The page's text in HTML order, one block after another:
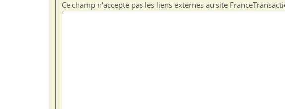
Ce champ n'accepte pas les liens externes au site